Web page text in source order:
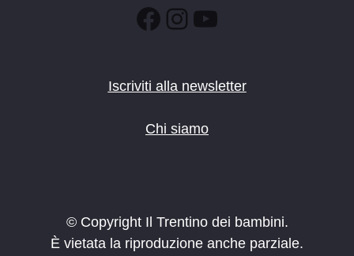
Facebook
Instagram
YouTube
Iscriviti alla newsletter
Chi siamo
© Copyright Il Trentino dei bambini.
È vietata la riproduzione anche parziale.